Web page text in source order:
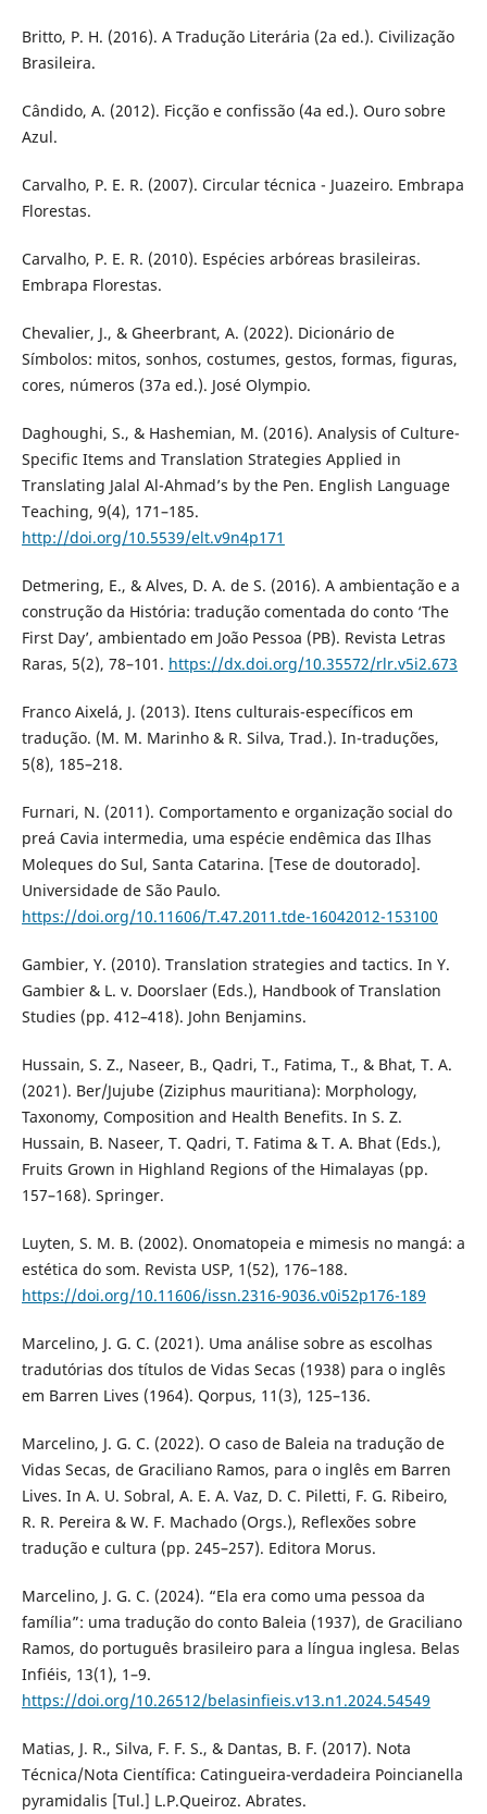
Britto, P. H. (2016). A Tradução Literária (2a ed.). Civilização
Brasileira.
Cândido, A. (2012). Ficção e confissão (4a ed.). Ouro sobre
Azul.
Carvalho, P. E. R. (2007). Circular técnica - Juazeiro. Embrapa
Florestas.
Carvalho, P. E. R. (2010). Espécies arbóreas brasileiras.
Embrapa Florestas.
Chevalier, J., & Gheerbrant, A. (2022). Dicionário de
Símbolos: mitos, sonhos, costumes, gestos, formas, figuras,
cores, números (37a ed.). José Olympio.
Daghoughi, S., & Hashemian, M. (2016). Analysis of Culture-
Specific Items and Translation Strategies Applied in
Translating Jalal Al-Ahmad’s by the Pen. English Language
Teaching, 9(4), 171–185.
http://doi.org/10.5539/elt.v9n4p171
Detmering, E., & Alves, D. A. de S. (2016). A ambientação e a
construção da História: tradução comentada do conto ‘The
First Day’, ambientado em João Pessoa (PB). Revista Letras
Raras, 5(2), 78–101. https://dx.doi.org/10.35572/rlr.v5i2.673
Franco Aixelá, J. (2013). Itens culturais-específicos em
tradução. (M. M. Marinho & R. Silva, Trad.). In-traduções,
5(8), 185–218.
Furnari, N. (2011). Comportamento e organização social do
preá Cavia intermedia, uma espécie endêmica das Ilhas
Moleques do Sul, Santa Catarina. [Tese de doutorado].
Universidade de São Paulo.
https://doi.org/10.11606/T.47.2011.tde-16042012-153100
Gambier, Y. (2010). Translation strategies and tactics. In Y.
Gambier & L. v. Doorslaer (Eds.), Handbook of Translation
Studies (pp. 412–418). John Benjamins.
Hussain, S. Z., Naseer, B., Qadri, T., Fatima, T., & Bhat, T. A.
(2021). Ber/Jujube (Ziziphus mauritiana): Morphology,
Taxonomy, Composition and Health Benefits. In S. Z.
Hussain, B. Naseer, T. Qadri, T. Fatima & T. A. Bhat (Eds.),
Fruits Grown in Highland Regions of the Himalayas (pp.
157–168). Springer.
Luyten, S. M. B. (2002). Onomatopeia e mimesis no mangá: a
estética do som. Revista USP, 1(52), 176–188.
https://doi.org/10.11606/issn.2316-9036.v0i52p176-189
Marcelino, J. G. C. (2021). Uma análise sobre as escolhas
tradutórias dos títulos de Vidas Secas (1938) para o inglês
em Barren Lives (1964). Qorpus, 11(3), 125–136.
Marcelino, J. G. C. (2022). O caso de Baleia na tradução de
Vidas Secas, de Graciliano Ramos, para o inglês em Barren
Lives. In A. U. Sobral, A. E. A. Vaz, D. C. Piletti, F. G. Ribeiro,
R. R. Pereira & W. F. Machado (Orgs.), Reflexões sobre
tradução e cultura (pp. 245–257). Editora Morus.
Marcelino, J. G. C. (2024). “Ela era como uma pessoa da
família”: uma tradução do conto Baleia (1937), de Graciliano
Ramos, do português brasileiro para a língua inglesa. Belas
Infiéis, 13(1), 1–9.
https://doi.org/10.26512/belasinfieis.v13.n1.2024.54549
Matias, J. R., Silva, F. F. S., & Dantas, B. F. (2017). Nota
Técnica/Nota Científica: Catingueira-verdadeira Poincianella
pyramidalis [Tul.] L.P.Queiroz. Abrates.